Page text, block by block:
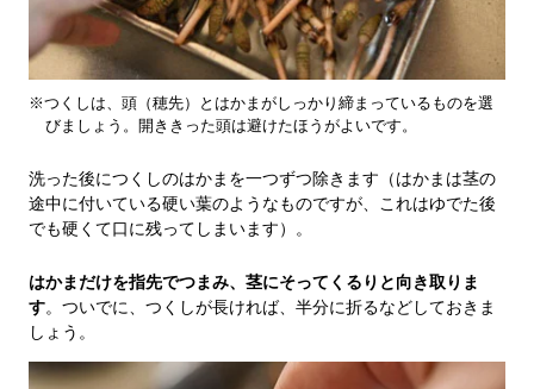
※つくしは、頭（穂先）とはかまがしっかり締まっているものを選
びましょう。開ききった頭は避けたほうがよいです。
洗った後につくしのはかまを一つずつ除きます（はかまは茎の
途中に付いている硬い葉のようなものですが、これはゆでた後
でも硬くて口に残ってしまいます）。
はかまだけを指先でつまみ、茎にそってくるりと向き取りま
す。ついでに、つくしが長ければ、半分に折るなどしておきま
しょう。